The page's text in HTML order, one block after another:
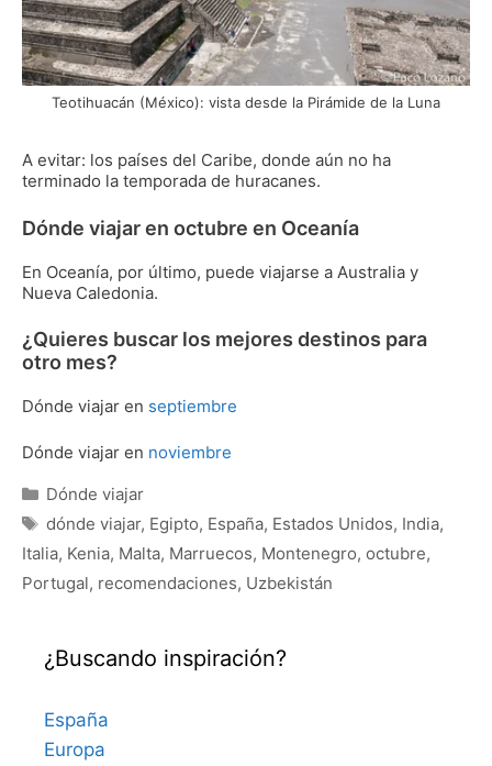
Teotihuacán (México): vista desde la Pirámide de la Luna
A evitar: los países del Caribe, donde aún no ha
terminado la temporada de huracanes.
Dónde viajar en octubre en Oceanía
En Oceanía, por último, puede viajarse a Australia y
Nueva Caledonia.
¿Quieres buscar los mejores destinos para
otro mes?
Dónde viajar en septiembre
Dónde viajar en noviembre
Categorías
Dónde viajar
Etiquetas
dónde viajar, Egipto, España, Estados Unidos, India,
Italia, Kenia, Malta, Marruecos, Montenegro, octubre,
Portugal, recomendaciones, Uzbekistán
¿Buscando inspiración?
España
Europa